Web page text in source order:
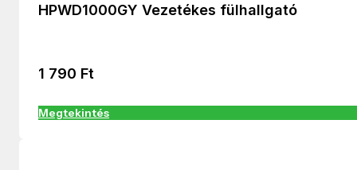
HPWD1000GY Vezetékes fülhallgató
1 790 Ft
Megtekintés